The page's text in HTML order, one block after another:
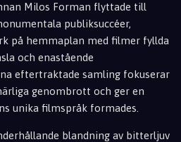
Milos Forman flyttade till
publiksuccéer,
på hemmaplan med filmer fyllda
och enastående
eftertraktade samling fokuserar
genombrott och ger en
unika filmspråk formades.
blandning av bitterljuv